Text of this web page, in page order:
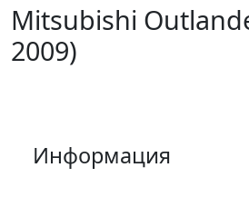
Mitsubishi
2009)
Информация